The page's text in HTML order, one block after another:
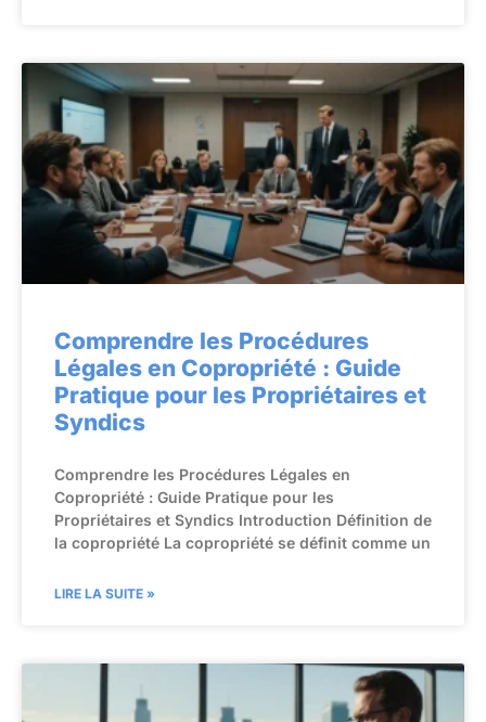
Comprendre les Procédures
Légales en Copropriété : Guide
Pratique pour les Propriétaires et
Syndics
Comprendre les Procédures Légales en
Copropriété : Guide Pratique pour les
Propriétaires et Syndics Introduction Définition de
la copropriété La copropriété se définit comme un
LIRE LA SUITE »